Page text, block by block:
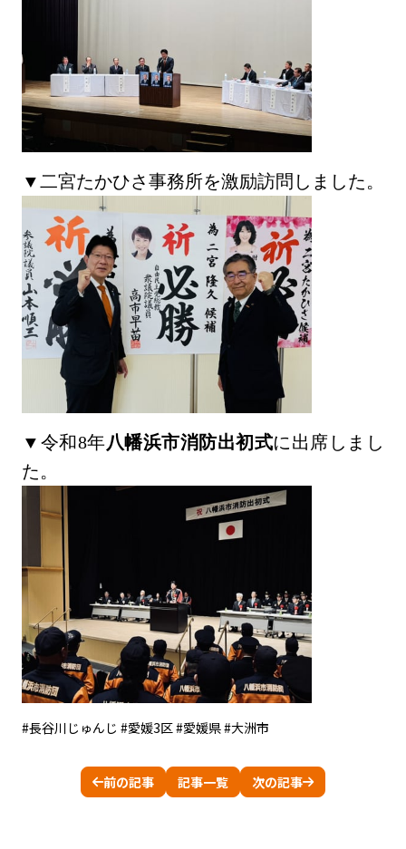
▼二宮たかひさ事務所を激励訪問しました。
▼令和8年八幡浜市消防出初式に出席しまし
た。
#長谷川じゅんじ #愛媛3区 #愛媛県 #大洲市
前の記事 記事一覧 次の記事